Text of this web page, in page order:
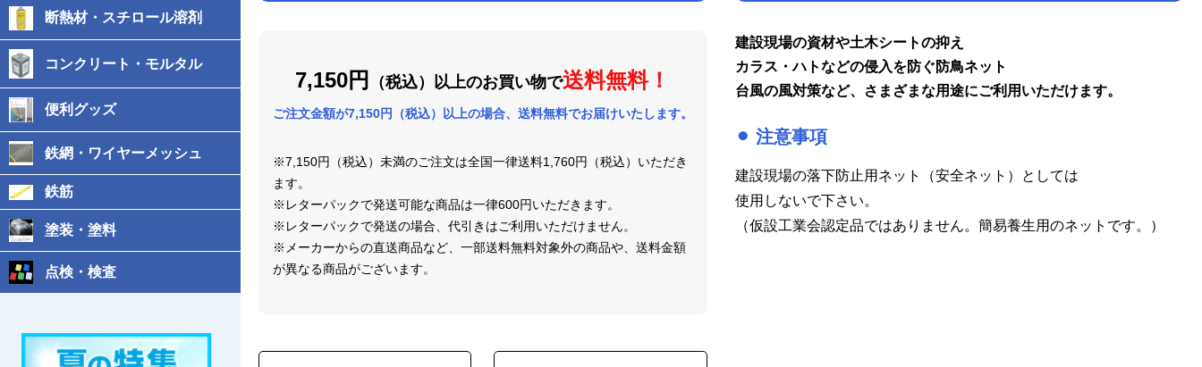
断熱材・スチロール溶剤
コンクリート・モルタル
便利グッズ
鉄網・ワイヤーメッシュ
鉄筋
塗装・塗料
点検・検査
7,150円 （税込）以上のお買い物で送料無料！
ご注文金額が7,150円（税込）以上の場合、 送料無料でお届けいたします。
※7,150円（税込）未満のご注文は全国一律送料1,760円（税込）いただき
ます。
※レターパックで発送可能な商品は一律600円いただきます。
※レターパックで発送の場合、代引きはご利用いただけません。
※メーカーからの直送商品など、一部送料無料対象外の商品や、送料金額
が異なる商品がございます。
建設現場の資材や土木シートの抑え
カラス・ハトなどの侵入を防ぐ防鳥ネット
台風の風対策など、さまざまな用途にご利用いただけます。
⚫︎ 注意事項
建設現場の落下防止用ネット（安全ネット）としては
使用しないで下さい。
（仮設工業会認定品ではありません。簡易養生用のネットです。）